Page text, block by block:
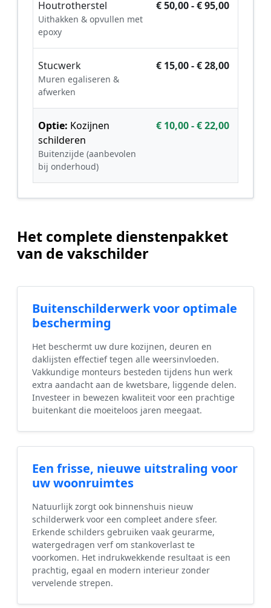
Houtrotherstel
Uithakken & opvullen met
epoxy
€ 50,00 - € 95,00
Stucwerk
Muren egaliseren &
afwerken
€ 15,00 - € 28,00
Optie: Kozijnen
schilderen
Buitenzijde (aanbevolen
bij onderhoud)
€ 10,00 - € 22,00
Het complete dienstenpakket
van de vakschilder
Buitenschilderwerk voor optimale
bescherming
Het beschermt uw dure kozijnen, deuren en
daklijsten effectief tegen alle weersinvloeden.
Vakkundige monteurs besteden tijdens hun werk
extra aandacht aan de kwetsbare, liggende delen.
Investeer in bewezen kwaliteit voor een prachtige
buitenkant die moeiteloos jaren meegaat.
Een frisse, nieuwe uitstraling voor
uw woonruimtes
Natuurlijk zorgt ook binnenshuis nieuw
schilderwerk voor een compleet andere sfeer.
Erkende schilders gebruiken vaak geurarme,
watergedragen verf om stankoverlast te
voorkomen. Het indrukwekkende resultaat is een
prachtig, egaal en modern interieur zonder
vervelende strepen.